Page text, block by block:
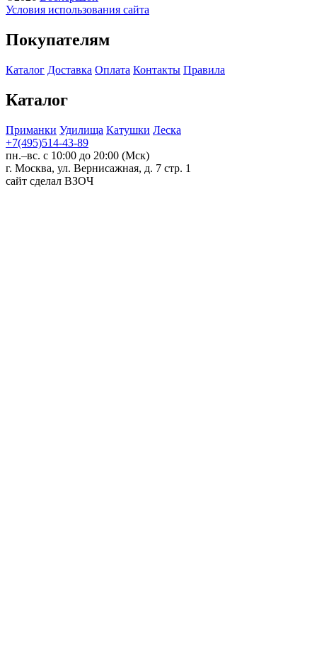
Условия использования сайта
Покупателям
Каталог Доставка Оплата Контакты Правила
Каталог
Приманки Удилища Катушки Леска
+7(495)514-43-89
пн.–вс. с 10:00 до 20:00 (Мск)
г. Москва, ул. Вернисажная, д. 7 стр. 1
сайт сделал ВЗОЧ